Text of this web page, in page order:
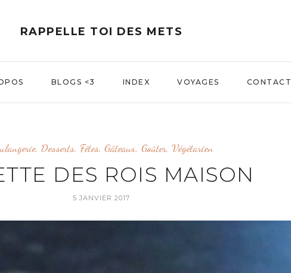
RAPPELLE TOI DES METS
BLOGS <3 INDEX VOYAGES CONTACT
, Desserts, Fêtes, Gâteaux, Goûter, Végétarien
DES ROIS MAISON
5 JANVIER 2017